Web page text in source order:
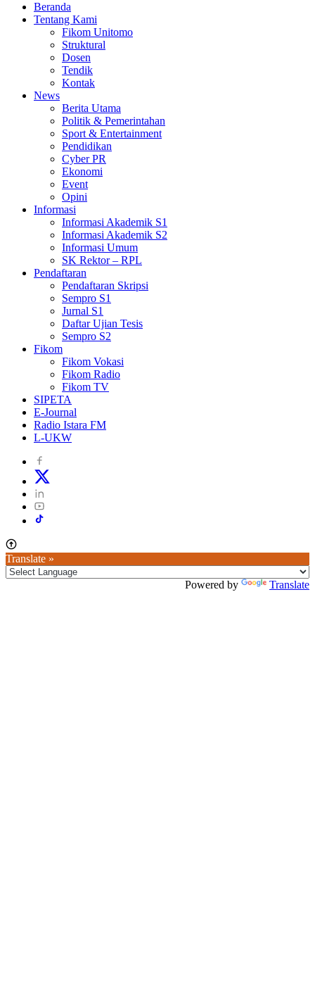
Beranda
Tentang Kami
Fikom Unitomo
Struktural
Dosen
Tendik
Kontak
News
Berita Utama
Politik & Pemerintahan
Sport & Entertainment
Pendidikan
Cyber PR
Ekonomi
Event
Opini
Informasi
Informasi Akademik S1
Informasi Akademik S2
Informasi Umum
SK Rektor – RPL
Pendaftaran
Pendaftaran Skripsi
Sempro S1
Jurnal S1
Daftar Ujian Tesis
Sempro S2
Fikom
Fikom Vokasi
Fikom Radio
Fikom TV
SIPETA
E-Journal
Radio Istara FM
L-UKW
Translate »
Powered by Translate